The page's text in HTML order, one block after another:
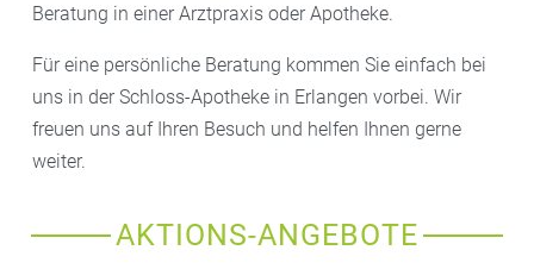
Beratung in einer Arztpraxis oder Apotheke.
Für eine persönliche Beratung kommen Sie einfach bei
uns in der Schloss-Apotheke in Erlangen vorbei. Wir
freuen uns auf Ihren Besuch und helfen Ihnen gerne
weiter.
AKTIONS-ANGEBOTE